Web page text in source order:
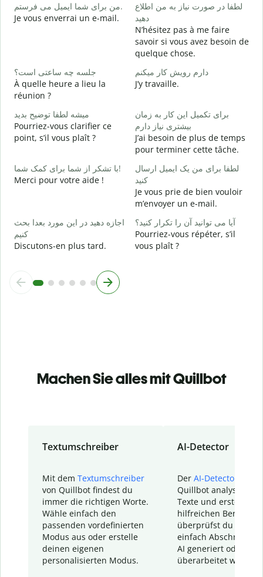
من برای شما ایمیل می فرستم.
Je vous enverrai un e-mail.
لطفا در صورت نیاز به من اطلاع
دهید
N’hésitez pas à me faire
savoir si vous avez besoin de
quelque chose.
جلسه چه ساعتی است؟
À quelle heure a lieu la
réunion ?
دارم رویش کار میکنم
J’y travaille.
میشه لطفا توضیح بدید
Pourriez-vous clarifier ce
point, s’il vous plaît ?
برای تکمیل این کار به زمان
بیشتری نیاز دارم
J’ai besoin de plus de temps
pour terminer cette tâche.
با تشکر از شما برای کمک شما!
Merci pour votre aide !
لطفا برای من یک ایمیل ارسال
کنید
Je vous prie de bien vouloir
m’envoyer un e-mail.
اجازه دهید در این مورد بعدا بحث
کنیم
Discutons-en plus tard.
آیا می توانید آن را تکرار کنید؟
Pourriez-vous répéter, s’il
vous plaît ?
Machen Sie alles mit Quillbot
Textumschreiber
Mit dem Textumschreiber
von Quillbot findest du
immer die richtigen Worte.
Wähle einfach den
passenden vordefinierten
Modus aus oder erstelle
deinen eigenen
personalisierten Modus.
AI-Detector
Der AI-Detector
Quillbot analysiert
Texte und erstellt
hilfreichen Bericht.
überprüfst du
einfach Abschnitte,
AI generiert oder
überarbeitet wurden.